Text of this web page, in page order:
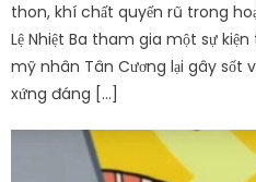
thon, khí chất quyến rũ trong
Lệ Nhiệt Ba tham gia một sự kiện
mỹ nhân Tân Cương lại gây sốt
xứng đáng […]